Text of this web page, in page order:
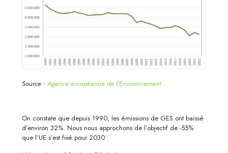
Source : Agence européenne de l’Environnement.
On constate que depuis 1990, les émissions de GES ont baissé
d’environ 32%. Nous nous approchons de l’objectif de -55%
que l’UE s’est fixé pour 2030.